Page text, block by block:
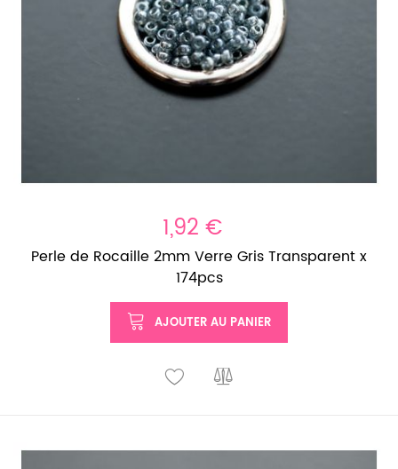
1,92 €
Perle de Rocaille 2mm Verre Gris Transparent x
174pcs
AJOUTER AU PANIER